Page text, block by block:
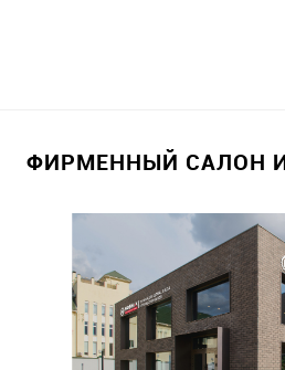
ФИРМЕННЫЙ САЛОН